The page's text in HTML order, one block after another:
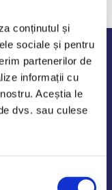
conținutul și
sociale și pentru
partenerilor de
informații cu
Aceștia le
dvs. sau culese